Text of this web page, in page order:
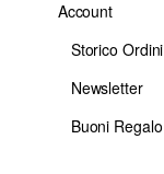
Account
Storico Ordini
Newsletter
Buoni Regalo